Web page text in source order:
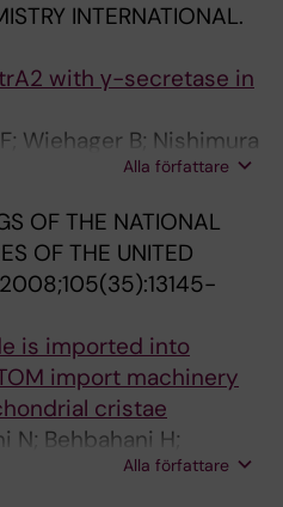
INTERNATIONAL.
with γ-secretase in
Wiehager B; Nishimura
Alla författare
OF THE NATIONAL
OF THE UNITED
2008;105(35):13145-
is imported into
import machinery
cristae
N; Behbahani H;
Alafuzoff I; Leinonen V;
Alla författare